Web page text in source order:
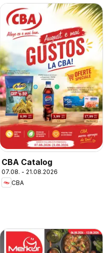
CBA Catalog
07.08. - 21.08.2026
CBA